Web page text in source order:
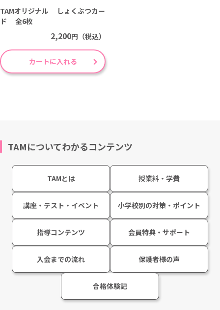
TAMオリジナル しょくぶつカー
ド 全6枚
2,200円（税込）
カートに入れる
TAMについてわかるコンテンツ
TAMとは 授業料・学費
講座・テスト・イベント 小学校別の対策・ポイント
指導コンテンツ 会員特典・サポート
入会までの流れ 保護者様の声
合格体験記